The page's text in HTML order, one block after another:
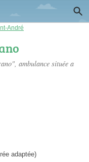
André
ambulance située a
adaptée)